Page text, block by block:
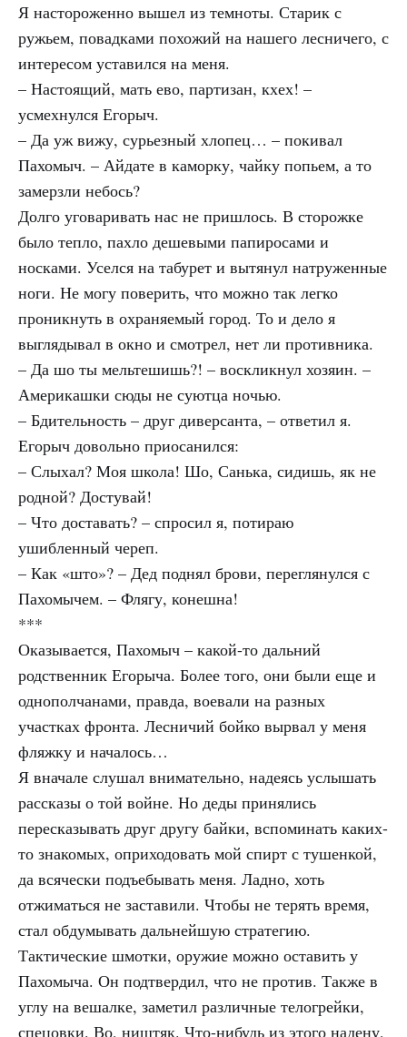
Я настороженно вышел из темноты. Старик с
ружьем, повадками похожий на нашего лесничего, с
интересом уставился на меня.
– Настоящий, мать ево, партизан, кхех! –
усмехнулся Егорыч.
– Да уж вижу, сурьезный хлопец… – покивал
Пахомыч. – Айдате в каморку, чайку попьем, а то
замерзли небось?
Долго уговаривать нас не пришлось. В сторожке
было тепло, пахло дешевыми папиросами и
носками. Уселся на табурет и вытянул натруженные
ноги. Не могу поверить, что можно так легко
проникнуть в охраняемый город. То и дело я
выглядывал в окно и смотрел, нет ли противника.
– Да шо ты мельтешишь?! – воскликнул хозяин. –
Америкашки сюды не суютца ночью.
– Бдительность – друг диверсанта, – ответил я.
Егорыч довольно приосанился:
– Слыхал? Моя школа! Шо, Санька, сидишь, як не
родной? Достувай!
– Что доставать? – спросил я, потираю
ушибленный череп.
– Как «што»? – Дед поднял брови, переглянулся с
Пахомычем. – Флягу, конешна!
***
Оказывается, Пахомыч – какой-то дальний
родственник Егорыча. Более того, они были еще и
однополчанами, правда, воевали на разных
участках фронта. Лесничий бойко вырвал у меня
фляжку и началось…
Я вначале слушал внимательно, надеясь услышать
рассказы о той войне. Но деды принялись
пересказывать друг другу байки, вспоминать каких-
то знакомых, оприходовать мой спирт с тушенкой,
да всячески подъебывать меня. Ладно, хоть
отжиматься не заставили. Чтобы не терять время,
стал обдумывать дальнейшую стратегию.
Тактические шмотки, оружие можно оставить у
Пахомыча. Он подтвердил, что не против. Также в
углу на вешалке, заметил различные телогрейки,
спецовки. Во, ништяк. Что-нибудь из этого надену,